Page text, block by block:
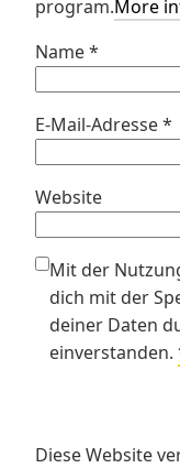
program.More
Name*
E-Mail-Adresse*
Website
Mit der
dich mit der
deiner Daten
einverstanden.
Diese Website